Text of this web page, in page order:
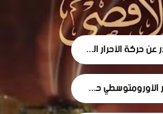
*تصريح صحفي صادر عن حركة الأحرار الفلسطينية حول استقالة لجنة الطوارئ في غزة
حركة الأحرار: تقرير الأورومتوسطي حول استهداف الرموز الطبية في سجون الاحتلال وثيقة إدانة وجريمة حرب موصوفة